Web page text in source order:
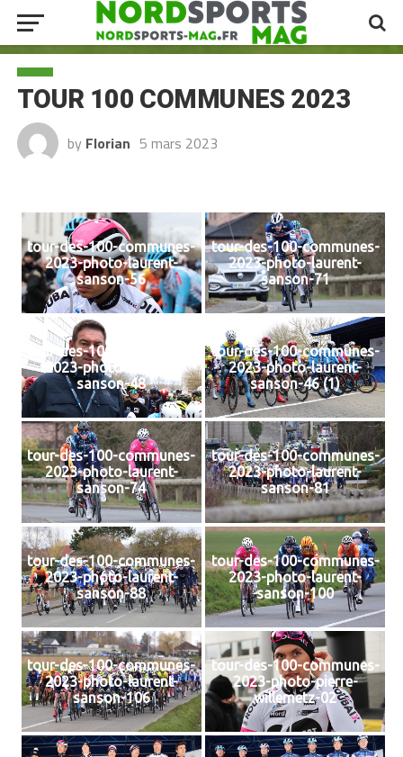
TOUR 100 COMMUNES 2023
by Florian 5 mars 2023
tour-des-100-communes-
2023-photo-laurent-
sanson-56
tour-des-100-communes-
2023-photo-laurent-
sanson-71
tour-des-100-communes-
2023-photo-laurent-
sanson-48
tour-des-100-communes-
2023-photo-laurent-
sanson-46 (1)
tour-des-100-communes-
2023-photo-laurent-
sanson-74
tour-des-100-communes-
2023-photo-laurent-
sanson-81
tour-des-100-communes-
2023-photo-laurent-
sanson-88
tour-des-100-communes-
2023-photo-laurent-
sanson-100
tour-des-100-communes-
2023-photo-laurent-
sanson-106
tour-des-100-communes-
2023-photo-pierre-
willemetz-02